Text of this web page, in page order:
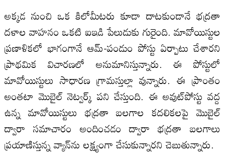
అక్కడ నుంచి ఒక కిలోమీటరు కూడా దాటకుండానే భద్రతా
దళాల వాహనం ఒకటి ఐఇడి పేలుడుకు గురైంది. మావోయిస్టుల
ప్రణాళికలో భాగంగానే ఆమ్-పండుం పోస్టు ఏర్పాటు చేశారని
ప్రాథమిక విచారణలో అనుమానిస్తున్నారు. ఈ పోస్టులో
మావోయిస్టులు సాధారణ గ్రామస్తుల్లా వున్నారు. ఈ ప్రాంతం
అంతటా మొబైల్ నెట్వర్క్ పని చేస్తుంది. ఈ అవుట్‌పోస్టు వద్ద
ఉన్న మావోయిస్టులు భద్రతా బలగాల కదలికలపై మొబైల్
ద్వారా సమాచారం అందించడం ద్వారా భద్రతా బలగాలు
ప్రయాణిస్తున్న వ్యాన్‌ను లక్ష్యంగా చేసుకున్నారని చెబుతున్నారు.